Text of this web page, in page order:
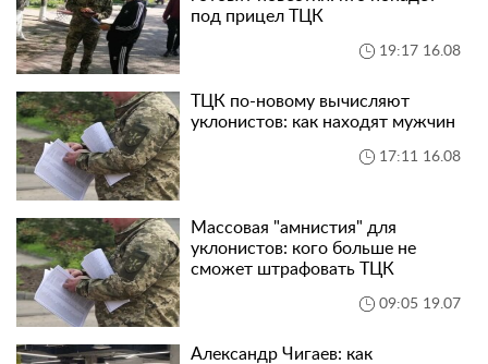
под прицел ТЦК
19:17 16.08
ТЦК по-новому вычисляют
уклонистов: как находят мужчин
17:11 16.08
Массовая "амнистия" для
уклонистов: кого больше не
сможет штрафовать ТЦК
09:05 19.07
Александр Чигаев: как